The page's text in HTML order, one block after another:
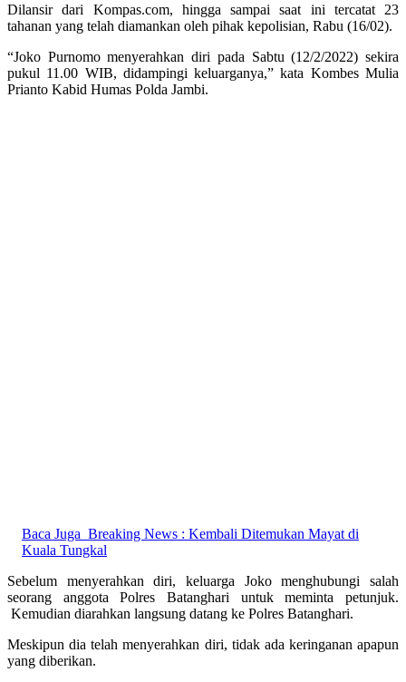
Dilansir dari Kompas.com, hingga sampai saat ini tercatat 23
tahanan yang telah diamankan oleh pihak kepolisian, Rabu (16/02).
“Joko Purnomo menyerahkan diri pada Sabtu (12/2/2022) sekira
pukul 11.00 WIB, didampingi keluarganya,” kata Kombes Mulia
Prianto Kabid Humas Polda Jambi.
Baca Juga Breaking News : Kembali Ditemukan Mayat di
Kuala Tungkal
Sebelum menyerahkan diri, keluarga Joko menghubungi salah
seorang anggota Polres Batanghari untuk meminta petunjuk.
Kemudian diarahkan langsung datang ke Polres Batanghari.
Meskipun dia telah menyerahkan diri, tidak ada keringanan apapun
yang diberikan.